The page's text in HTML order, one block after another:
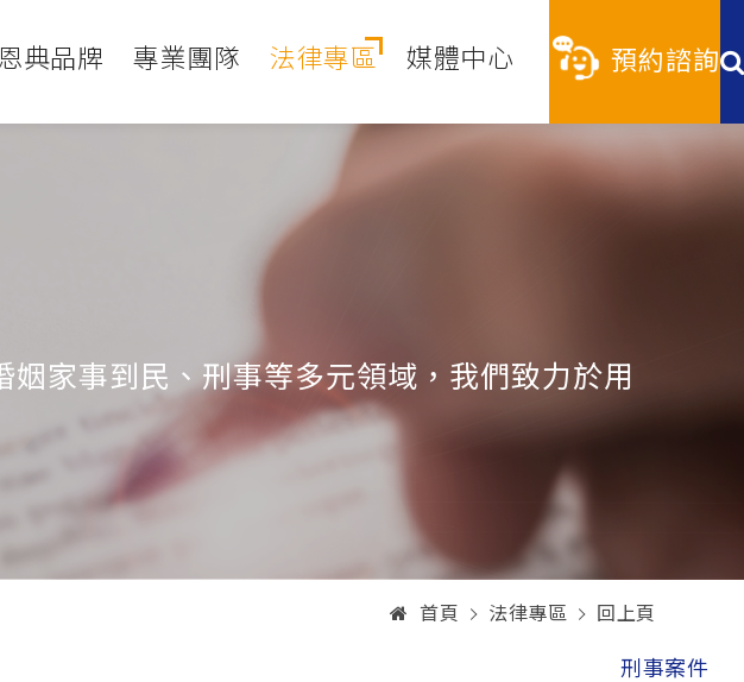
恩典品牌 專業團隊 法律專區 媒體中心 預約諮詢
家事到民、刑事等多元領域，我們致力於用
首頁 法律專區 回上頁
刑事案件